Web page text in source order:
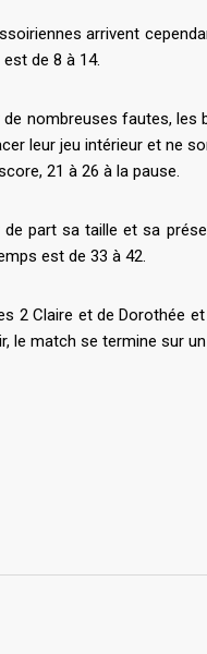
arrivent
de 8 à 14.
nombreuses fautes, les
leur jeu intérieur et ne
21 à 26 à la pause.
part sa taille et sa
est de 33 à 42.
2 Claire et de Dorothée
le match se termine sur